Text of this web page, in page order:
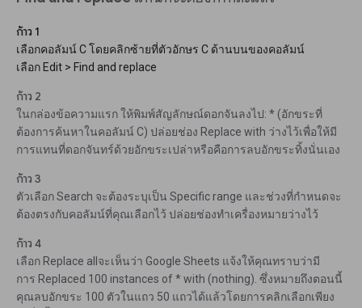
ก้าว 1
เลือกคอลัมน์ C โดยคลิกซ้ายที่ตัวอักษร C ด้านบนของคอลัมน์
เลือก Edit > Find and replace
ก้าว 2
ในกล่องข้อความแรก ให้พิมพ์สัญลักษณ์ดอกจันลงไป: * (อักขระที่
ต้องการค้นหาในคอลัมน์ C) ปล่อยช่อง Replace with ว่างไว้เพื่อให้มี
การแทนที่ดอกจันทร์ด้วยอักขระเปล่าหรือคือการลบอักขระทิ้งนั่นเอง
ก้าว 3
ตัวเลือก Search จะต้องระบุเป็น Specific range และช่วงที่กำหนดจะ
ต้องตรงกับคอลัมน์ที่คุณเลือกไว้ ปล่อยช่องทำเครื่องหมายว่างไว้
ก้าว 4
เลือก Replace allจะเห็นว่า Google Sheets แจ้งให้คุณทราบว่ามี
การ Replaced 100 instances of * with (nothing). ซึ่งหมายถึงตอนนี้
คุณลบอักขระ 100 ตัวในแถว 50 แถวได้แล้วโดยการคลิกเลือกเพียง